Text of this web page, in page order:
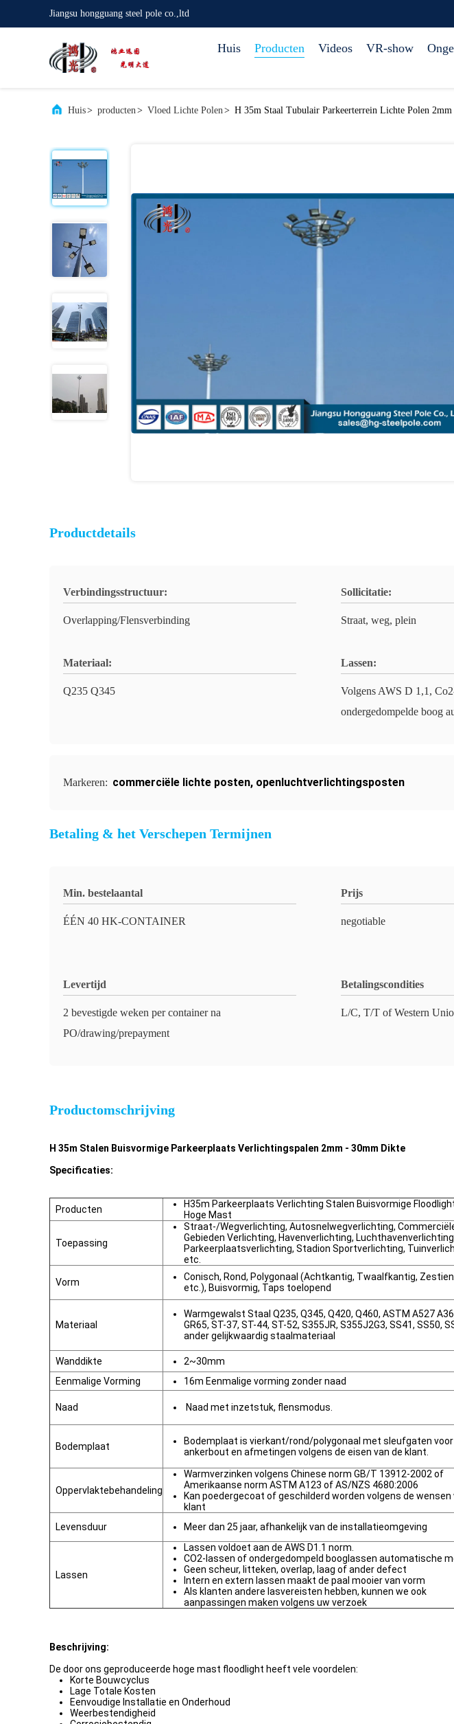
Jiangsu hongguang steel pole co.,ltd
Huis Producten Videos VR-show
Huis> producten> Vloed Lichte Polen> H 35m Staal Tubulair Parkeerterrein Lichte Polen
Productdetails
Verbindingsstructuur:
Overlapping/Flensverbinding
Sollicitatie:
Straat, weg, plein
Materiaal:
Q235 Q345
Lassen:
Volgens AWS D 1,1,
ondergedompelde boog
Markeren: commerciële lichte posten, openluchtverlichtingsposten
Betaling & het Verschepen Termijnen
Min. bestelaantal
ÉÉN 40 HK-CONTAINER
Prijs
negotiable
Levertijd
2 bevestigde weken per container na
PO/drawing/prepayment
Betalingscondities
L/C, T/T of Western
Productomschrijving
H 35m Stalen Buisvormige Parkeerplaats Verlichtingspalen 2mm - 30mm Dikte
Specificaties:
Producten
H35m Parkeerplaats Verlichting Stalen Buisvormige
Hoge Mast
Toepassing
Straat-/Wegverlichting, Autosnelwegverlichting,
Gebieden Verlichting, Havenverlichting,
Parkeerplaatsverlichting, Stadion Sportverlichting,
etc.
Vorm
Conisch, Rond, Polygonaal (Achtkantig, Twaalfkantig,
etc.), Buisvormig, Taps toelopend
Materiaal
Warmgewalst Staal Q235, Q345, Q420, Q460, ASTM A527
GR65, ST-37, ST-44, ST-52, S355JR, S355J2G3, SS41, SS50,
ander gelijkwaardig staalmateriaal
Wanddikte
2~30mm
Eenmalige Vorming
16m Eenmalige vorming zonder naad
Naad Naad met inzetstuk, flensmodus.
Bodemplaat
Bodemplaat is vierkant/rond/polygonaal met sleufgaten voor
ankerbout en afmetingen volgens de eisen van de klant.
Oppervlaktebehandeling
Warmverzinken volgens Chinese norm GB/T 13912-2002 of
Amerikaanse norm ASTM A123 of AS/NZS 4680:2006
Kan poedergecoat of geschilderd worden volgens de wensen
klant
Levensduur
Meer dan 25 jaar, afhankelijk van de installatieomgeving
Lassen
Lassen voldoet aan de AWS D1.1 norm.
CO2-lassen of ondergedompeld booglassen automatische
Geen scheur, litteken, overlap, laag of ander defect
Intern en extern lassen maakt de paal mooier van vorm
Als klanten andere lasvereisten hebben, kunnen we ook
aanpassingen maken volgens uw verzoek
Beschrijving:
De door ons geproduceerde hoge mast floodlight heeft vele voordelen:
Korte Bouwcyclus
Lage Totale Kosten
Eenvoudige Installatie en Onderhoud
Weerbestendigheid